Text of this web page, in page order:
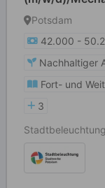
Potsdam
42.000 -
Nachhaltiger
Fort- und
3